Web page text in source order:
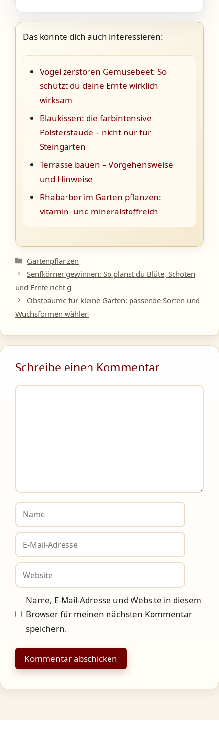
Das könnte dich auch interessieren:
Vögel zerstören Gemüsebeet: So
schützt du deine Ernte wirklich
wirksam
Blaukissen: die farbintensive
Polsterstaude – nicht nur für
Steingärten
Terrasse bauen – Vorgehensweise
und Hinweise
Rhabarber im Garten pflanzen:
vitamin- und mineralstoffreich
Kategorien
Gartenpflanzen
Senfkörner gewinnen: So planst du Blüte, Schoten
und Ernte richtig
Obstbäume für kleine Gärten: passende Sorten und
Wuchsformen wählen
Schreibe einen Kommentar
Kommentar
Name
E-
Mail-
Adresse
Website
Name, E-Mail-Adresse und Website in diesem
Browser für meinen nächsten Kommentar
speichern.